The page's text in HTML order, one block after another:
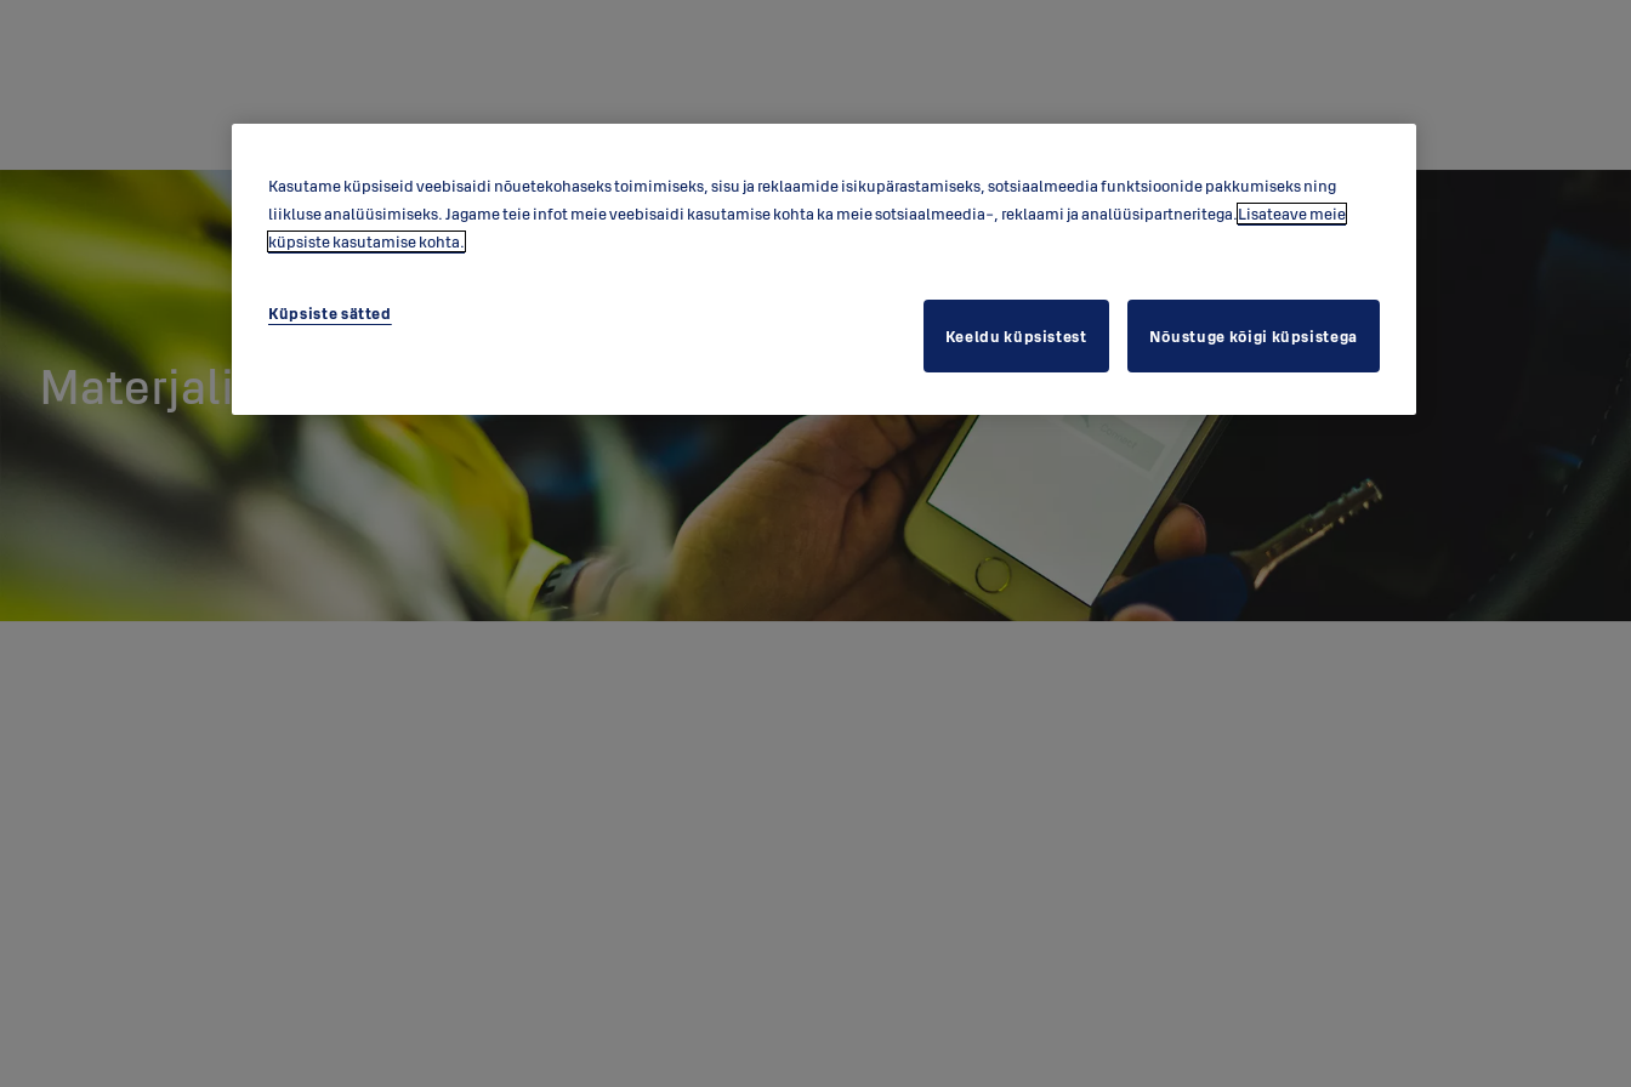
Materjalid
Kasutame küpsiseid veebisaidi nõuetekohaseks toimimiseks, sisu ja reklaamide isikupärastamiseks, sotsiaalmeedia funktsioonide pakkumiseks ning
liikluse analüüsimiseks. Jagame teie infot meie veebisaidi kasutamise kohta ka meie sotsiaalmeedia-, reklaami ja analüüsipartneritega.Lisateave meie
küpsiste kasutamise kohta.
Küpsiste sätted
Keeldu küpsistest
Nõustuge kõigi küpsistega